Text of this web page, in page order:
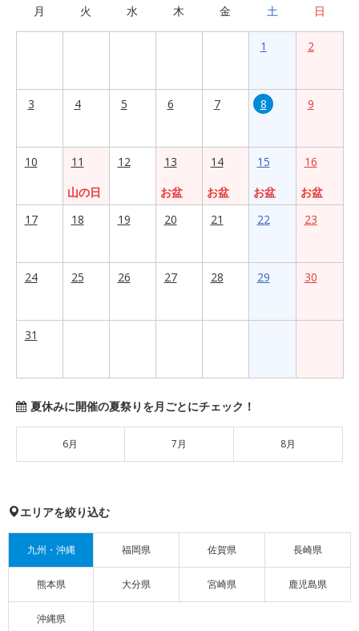
月 火 水 木 金 土 日
1 2
3 4 5 6 7 8 9
10
11
山の日
12
13
お盆
14
お盆
15
お盆
16
お盆
17
18 19 20 21 22 23
24 25 26 27 28 29 30
31
夏休みに開催の夏祭りを月ごとにチェック！
6月 7月 8月
エリアを絞り込む
九州・沖縄 福岡県 佐賀県 長崎県
熊本県 大分県 宮崎県 鹿児島県
沖縄県